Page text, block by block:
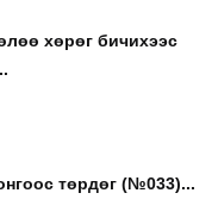
хөрөг бичихээс
төрдөг (№033)...